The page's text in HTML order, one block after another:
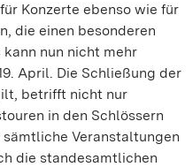
Konzerte ebenso wie für
die einen besonderen
nun nicht mehr
April. Die Schließung der
betrifft nicht nur
in den Schlössern
Veranstaltungen
die standesamtlichen